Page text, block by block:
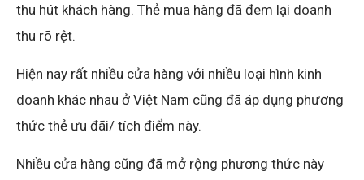
thu hút khách hàng. Thẻ mua hàng đã đem lại doanh
thu rõ rệt.
Hiện nay rất nhiều cửa hàng với nhiều loại hình kinh
doanh khác nhau ở Việt Nam cũng đã áp dụng phương
thức thẻ ưu đãi/ tích điểm này.
Nhiều cửa hàng cũng đã mở rộng phương thức này